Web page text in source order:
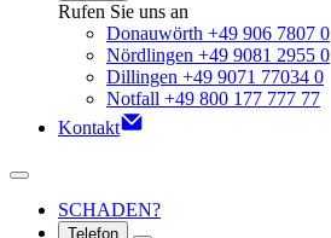
Rufen Sie uns an
Donauwörth +49 906 7807 0
Nördlingen +49 9081 2955 0
Dillingen +49 9071 77034 0
Notfall +49 800 177 777 77
Kontakt
SCHADEN?
Telefon